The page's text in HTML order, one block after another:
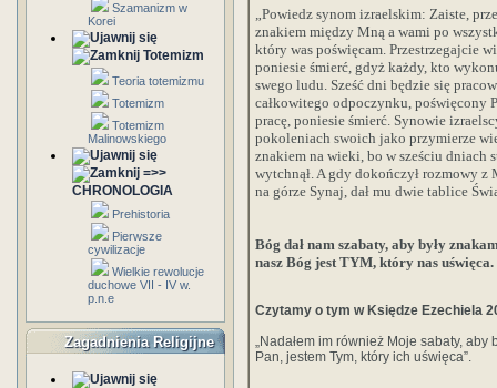
Szamanizm w
Korei
Totemizm
Teoria totemizmu
Totemizm
Totemizm
Malinowskiego
=>>
CHRONOLOGIA
Prehistoria
Pierwsze
cywilizacje
Wielkie rewolucje
duchowe VII - IV w.
p.n.e
Zagadnienia Religijne
„Powiedz synom izraelskim: Zaiste,
znakiem między Mną a wami po
który was poświęcam. Przestrzegajcie
poniesie śmierć, gdyż każdy, kto
swego ludu. Sześć dni będzie się
całkowitego odpoczynku, poświęcony
pracę, poniesie śmierć. Synowie
pokoleniach swoich jako przymierze
znakiem na wieki, bo w sześciu dniach
wytchnął. A gdy dokończył rozmowy z
na górze Synaj, dał mu dwie tablice
Bóg dał nam szabaty, aby były
nasz Bóg jest TYM, który nas uświęca.
Czytamy o tym w Księdze Ezechiela
„Nadałem im również Moje sabaty, aby
Pan, jestem Tym, który ich uświęca”.